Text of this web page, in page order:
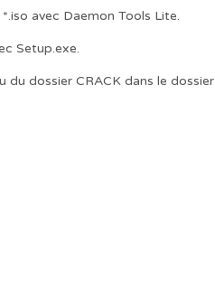
avec Daemon Tools Lite.
Setup.exe.
du dossier CRACK dans le dossier